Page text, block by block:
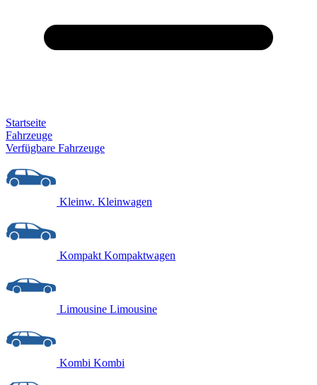
Startseite
Fahrzeuge
Verfügbare Fahrzeuge
Kleinw. Kleinwagen
Kompakt Kompaktwagen
Limousine Limousine
Kombi Kombi